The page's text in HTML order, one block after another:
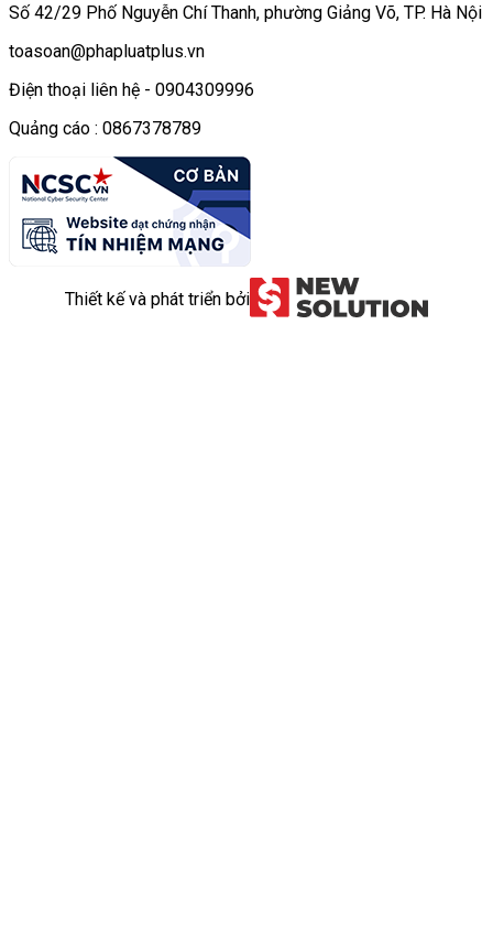
Số 42/29 Phố Nguyễn Chí Thanh, phường Giảng Võ, TP. Hà Nội
toasoan@phapluatplus.vn
Điện thoại liên hệ - 0904309996
Quảng cáo : 0867378789
Thiết kế và phát triển bởi